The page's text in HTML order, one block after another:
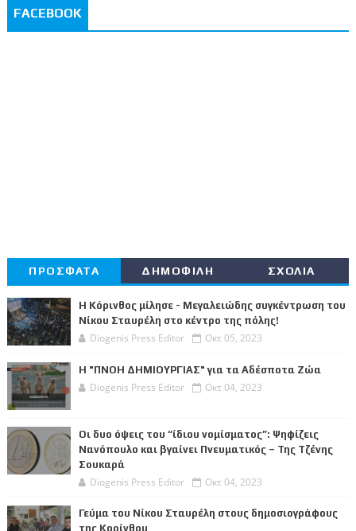
FACEBOOK
ΠΡΟΣΦΑΤΑ ΔΗΜΟΦΙΛΗ ΣΧΟΛΙΑ
Η Κόρινθος μίλησε - Μεγαλειώδης συγκέντρωση του
Νίκου Σταυρέλη στο κέντρο της πόλης!
Diogenis Press Editor Οκτ 05, 2023
Η "ΠΝΟΗ ΔΗΜΙΟΥΡΓΙΑΣ" για τα Αδέσποτα Ζώα
Diogenis Press Editor Οκτ 04, 2023
Οι δυο όψεις του “ίδιου νομίσματος”: Ψηφίζεις
Νανόπουλο και βγαίνει Πνευματικός – Της Τζένης
Σουκαρά
Diogenis Press Editor Οκτ 04, 2023
Γεύμα του Νίκου Σταυρέλη στους δημοσιογράφους
της Κορίνθου